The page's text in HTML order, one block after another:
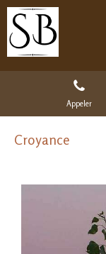
Appeler
Croyance